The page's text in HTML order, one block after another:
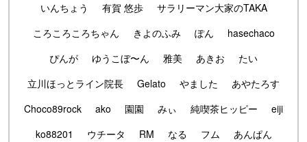
いんちょう
有賀 悠歩
サラリーマン大家のTAKA
ころころころちゃん
きよのふみ ぽん
hasechaco
ぴんが
ゆうこぼ〜ん 雅美 あきお
たい
立川ほっとライン院長
Gelato やました
あやたろす
Choco89rock
ako 園園 みぃ 純喫茶ヒッピー
eiji
ko88201
ウチータ RM なる フム
あんぱん